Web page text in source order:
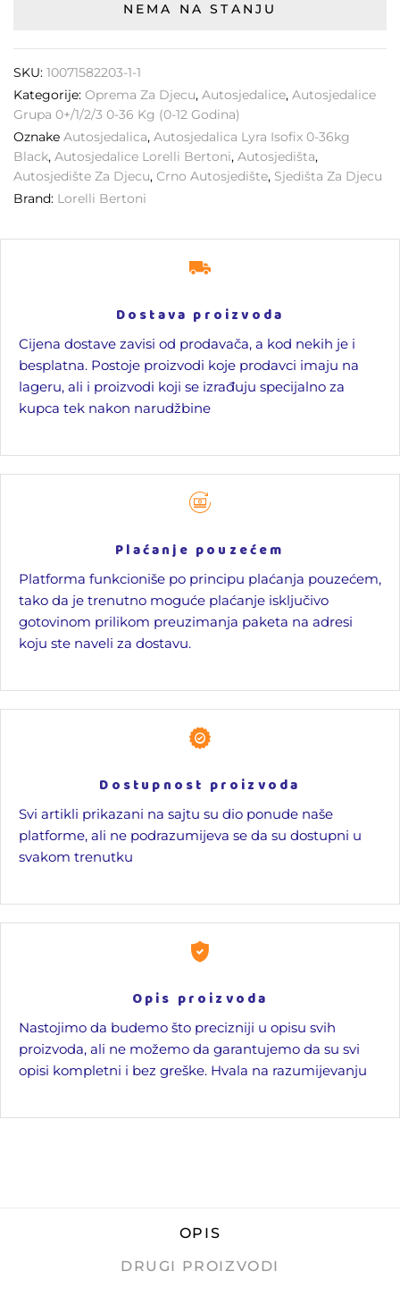
NEMA NA STANJU
SKU: 10071582203-1-1
Kategorije: Oprema Za Djecu, Autosjedalice, Autosjedalice
Grupa 0+/1/2/3 0-36 Kg (0-12 Godina)
Oznake Autosjedalica, Autosjedalica Lyra Isofix 0-36kg
Black, Autosjedalice Lorelli Bertoni, Autosjedišta,
Autosjedište Za Djecu, Crno Autosjedište, Sjedišta Za Djecu
Brand: Lorelli Bertoni
Dostava proizvoda
Cijena dostave zavisi od prodavača, a kod nekih je i
besplatna. Postoje proizvodi koje prodavci imaju na
lageru, ali i proizvodi koji se izrađuju specijalno za
kupca tek nakon narudžbine
Plaćanje pouzećem
Platforma funkcioniše po principu plaćanja pouzećem,
tako da je trenutno moguće plaćanje isključivo
gotovinom prilikom preuzimanja paketa na adresi
koju ste naveli za dostavu.
Dostupnost proizvoda
Svi artikli prikazani na sajtu su dio ponude naše
platforme, ali ne podrazumijeva se da su dostupni u
svakom trenutku
Opis proizvoda
Nastojimo da budemo što precizniji u opisu svih
proizvoda, ali ne možemo da garantujemo da su svi
opisi kompletni i bez greške. Hvala na razumijevanju
OPIS
DRUGI PROIZVODI